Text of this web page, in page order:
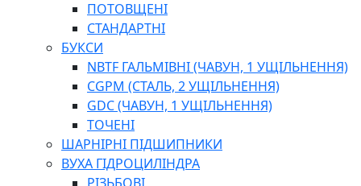
ПОТОВЩЕНІ
СТАНДАРТНІ
БУКСИ
NBTF ГАЛЬМІВНІ (ЧАВУН, 1 УЩІЛЬНЕННЯ)
CGPM (СТАЛЬ, 2 УЩІЛЬНЕННЯ)
GDC (ЧАВУН, 1 УЩІЛЬНЕННЯ)
ТОЧЕНІ
ШАРНІРНІ ПІДШИПНИКИ
ВУХА ГІДРОЦИЛІНДРА